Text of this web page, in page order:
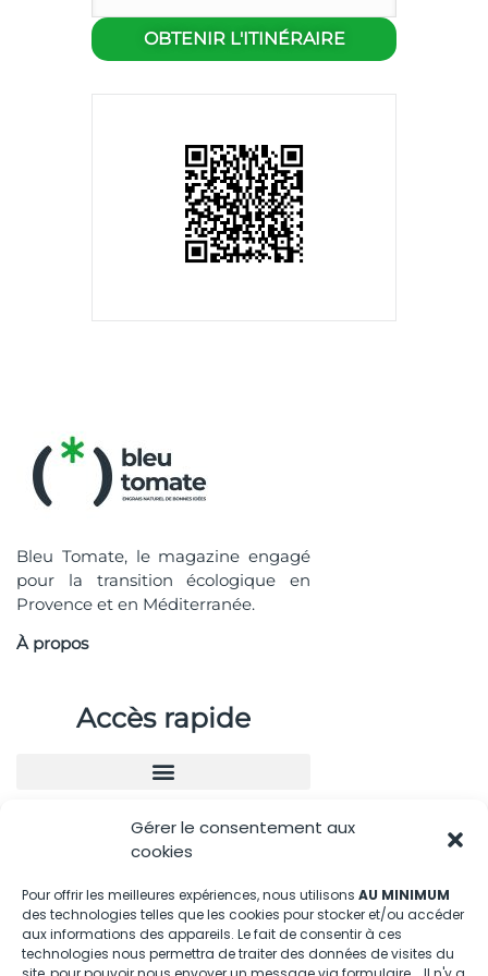
Gérer le consentement aux
cookies
Pour offrir les meilleures expériences, nous utilisons AU MINIMUM
des technologies telles que les cookies pour stocker et/ou accéder
aux informations des appareils. Le fait de consentir à ces
technologies nous permettra de traiter des données de visites du
Bleu Tomate, le magazine engagé
pour la transition écologique en
Provence et en Méditerranée.
À propos
Accès rapide
Nous contacter
04.88.08.75.28
contactBT@bleu-tomate.fr